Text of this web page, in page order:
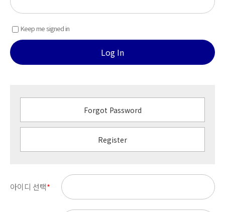
Keep me signed in
Log In
Forgot Password
Register
아이디 선택*